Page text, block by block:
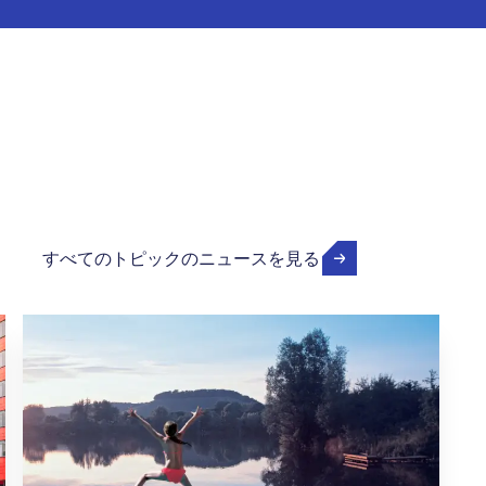
すべてのトピックのニュースを見る